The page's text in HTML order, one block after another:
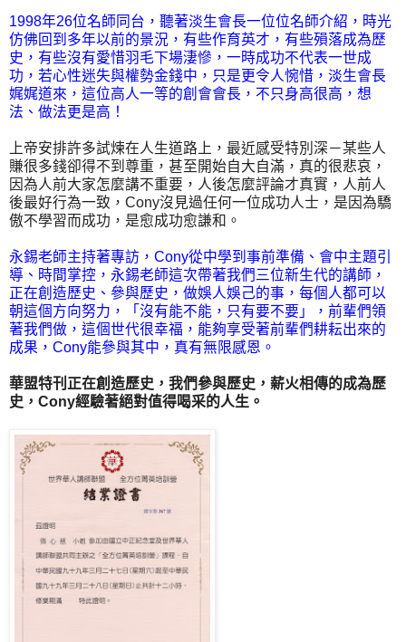
1998年26位名師同台，聽著淡生會長一位位名師介紹，時光
仿佛回到多年以前的景況，有些作育英才，有些殞落成為歷
史，有些沒有愛惜羽毛下場淒慘，一時成功不代表一世成
功，若心性迷失與權勢金錢中，只是更令人惋惜，淡生會長
娓娓道來，這位高人一等的創會會長，不只身高很高，想
法、做法更是高！
上帝安排許多試煉在人生道路上，最近感受特別深－某些人
賺很多錢卻得不到尊重，甚至開始自大自滿，真的很悲哀，
因為人前大家怎麼講不重要，人後怎麼評論才真實，人前人
後最好行為一致，Cony沒見過任何一位成功人士，是因為驕
傲不學習而成功，是愈成功愈謙和。
永錫老師主持著專訪，Cony從中學到事前準備、會中主題引
導、時間掌控，永錫老師這次帶著我們三位新生代的講師，
正在創造歷史、參與歷史，做娛人娛己的事，每個人都可以
朝這個方向努力，「沒有能不能，只有要不要」，前輩們領
著我們做，這個世代很幸福，能夠享受著前輩們耕耘出來的
成果，Cony能參與其中，真有無限感恩。
華盟特刊正在創造歷史，我們參與歷史，薪火相傳的成為歷
史，Cony經驗著絕對值得喝采的人生。